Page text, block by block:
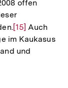
offen
Zur
Auflösung
der
[15] Auch
im Kaukasus
und